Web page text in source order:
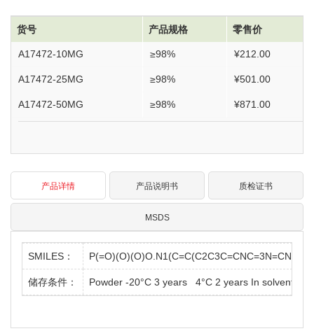
货号 产品规格 零售价
A17472-10MG ≥98% ¥212.00
A17472-25MG ≥98% ¥501.00
A17472-50MG ≥98% ¥871.00
产品详情 产品说明书 质检证书
MSDS
SMILES：
储存条件： Powder -20°C 3 years 4°C 2 years In solvent -